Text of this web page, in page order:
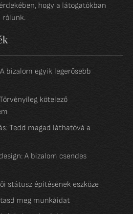
hogy a látogatókban
rólunk.
bizalom egyik legerősebb
kötelező
Tedd magad láthatóvá a
A bizalom csendes
státusz építésének eszköze
meg munkáidat